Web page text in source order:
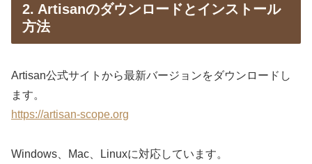
2. Artisanのダウンロードとインストール
方法
Artisan公式サイトから最新バージョンをダウンロードし
ます。
https://artisan-scope.org
Windows、Mac、Linuxに対応しています。